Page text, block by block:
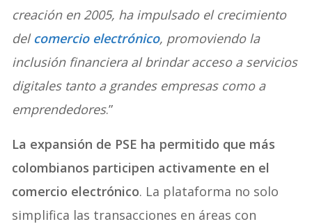
creación en 2005, ha impulsado el crecimiento
del comercio electrónico, promoviendo la
inclusión financiera al brindar acceso a servicios
digitales tanto a grandes empresas como a
emprendedores.”
La expansión de PSE ha permitido que más
colombianos participen activamente en el
comercio electrónico. La plataforma no solo
simplifica las transacciones en áreas con